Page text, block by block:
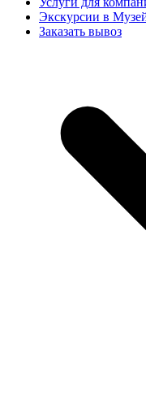
Экскурсии в
Заказать вывоз